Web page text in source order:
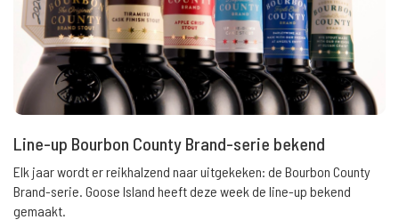
Line-up Bourbon County Brand-serie bekend
Elk jaar wordt er reikhalzend naar uitgekeken: de Bourbon County
Brand-serie. Goose Island heeft deze week de line-up bekend
gemaakt.